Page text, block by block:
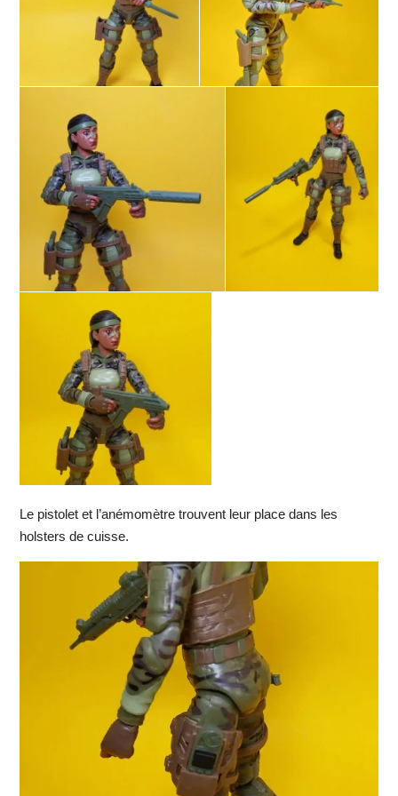
Le pistolet et l’anémomètre trouvent leur place dans les
holsters de cuisse.